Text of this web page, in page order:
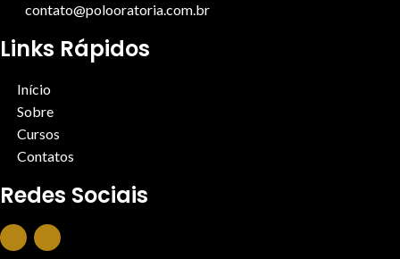
contato@polooratoria.com.br
Links Rápidos
Início
Sobre
Cursos
Contatos
Redes Sociais